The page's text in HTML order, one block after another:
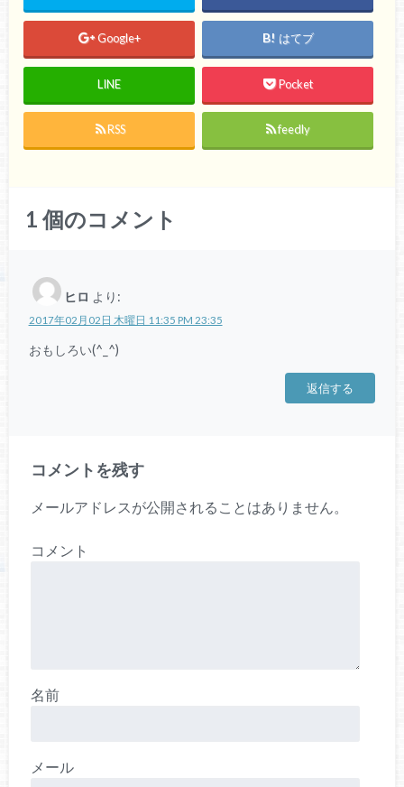
Google+ はてブ
LINE Pocket
RSS feedly
1 個のコメント
ヒロ より:
2017年02月02日 木曜日 11:35 PM 23:35
おもしろい(^_^)
返信する
コメントを残す
メールアドレスが公開されることはありません。
コメント
名前
メール